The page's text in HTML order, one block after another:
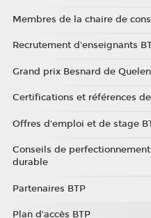
Membres de la chaire de
Recrutement d'enseignants
Grand prix Besnard de Quelen
Certifications et références
Offres d'emploi et de stage
Conseils de
durable
Partenaires BTP
Plan d'accès BTP